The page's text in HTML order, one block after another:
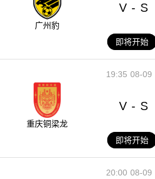
广州豹
V - S
即将开始
08-09
19:35
重庆铜梁龙
V - S
即将开始
08-09
20:00